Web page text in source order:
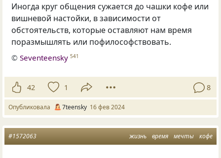
Иногда круг общения сужается до чашки кофе или
вишневой настойки, в зависимости от
обстоятельств, которые оставляют нам время
поразмышлять или пофилософствовать.
©Seventeensky 541
42 1 8
Опубликовала 7teensky 16 фев 2024
жизнь время мечты кофе
#1572063